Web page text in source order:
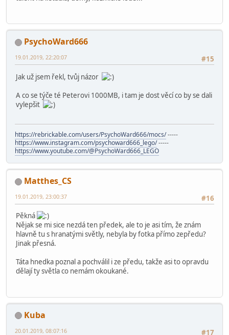
PsychoWard666
#15
19.01.2019, 22:20:07
Jak už jsem řekl, tvůj názor
A co se týče té Peterovi 1000MB, i tam je dost věcí co by se dali
vylepšit
https://rebrickable.com/users/PsychoWard666/mocs/-----
https://www.instagram.com/psychoward666_lego/-----
https://www.youtube.com/@PsychoWard666_LEGO
Matthes_CS
#16
19.01.2019, 23:00:37
Pěkná
Nějak se mi sice nezdá ten předek, ale to je asi tím, že znám
hlavně tu s hranatými světly, nebyla by fotka přímo zepředu?
Jinak přesná.
Táta hnedka poznal a pochválil i ze předu, takže asi to opravdu
dělají ty světla co nemám okoukané.
Kuba
#17
20.01.2019, 08:07:16